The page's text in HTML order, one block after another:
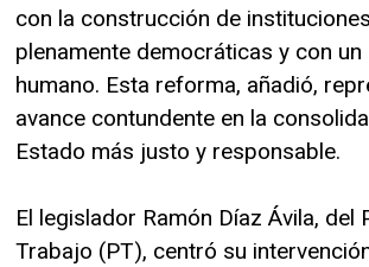
con la construcción de
plenamente democráticas y con
humano. Esta reforma, añadió,
avance contundente en la
Estado más justo y responsable.
El legislador Ramón Díaz Ávila, del
Trabajo (PT), centró su